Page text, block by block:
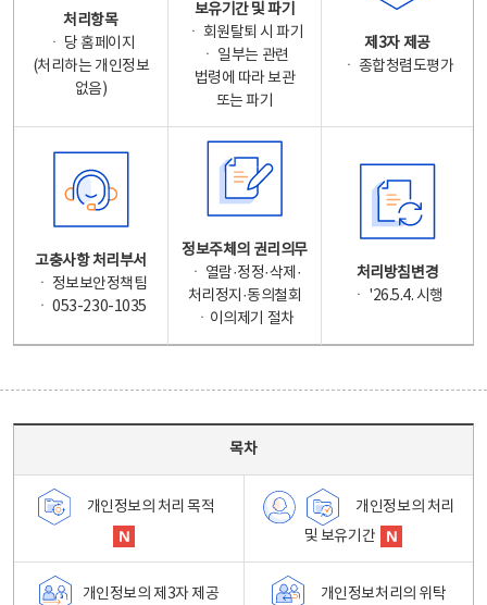
처리항목
ㆍ 당 홈페이지
(처리하는 개인정보
없음)
보유기간 및 파기
ㆍ 회원탈퇴 시 파기
ㆍ 일부는 관련
법령에 따라 보관
또는 파기
제3자 제공
ㆍ 종합청렴도평가
고충사항 처리부서
ㆍ 정보보안정책팀
ㆍ 053-230-1035
정보주체의 권리의무
ㆍ 열람·정정·삭제·
처리정지·동의철회
ㆍ이의제기 절차
처리방침변경
ㆍ '26.5.4. 시행
목차
개인정보의 처리 목적
개인정보의 처리
및 보유기간
개인정보의 제3자 제공 개인정보처리의 위탁